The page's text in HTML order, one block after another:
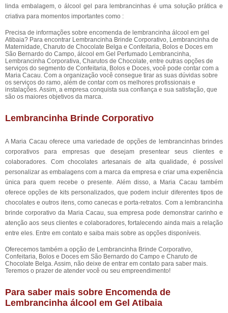
linda embalagem, o álcool gel para lembrancinhas é uma solução prática e
criativa para momentos importantes como :
Precisa de informações sobre encomenda de lembrancinha álcool em gel
Atibaia? Para encontrar Lembrancinha Brinde Corporativo, Lembrancinha de
Maternidade, Charuto de Chocolate Belga e Confeitaria, Bolos e Doces em
São Bernardo do Campo, álcool em Gel Perfumado Lembrancinha,
Lembrancinha Corporativa, Charutos de Chocolate, entre outras opções de
serviços do segmento de Confeitaria, Bolos e Doces, você pode contar com a
Maria Cacau. Com a organização você consegue tirar as suas dúvidas sobre
os serviços do ramo, além de contar com os melhores profissionais e
instalações. Assim, a empresa conquista sua confiança e sua satisfação, que
são os maiores objetivos da marca.
Lembrancinha Brinde Corporativo
A Maria Cacau oferece uma variedade de opções de lembrancinhas brindes
corporativos para empresas que desejam presentear seus clientes e
colaboradores. Com chocolates artesanais de alta qualidade, é possível
personalizar as embalagens com a marca da empresa e criar uma experiência
única para quem recebe o presente. Além disso, a Maria Cacau também
oferece opções de kits personalizados, que podem incluir diferentes tipos de
chocolates e outros itens, como canecas e porta-retratos. Com a lembrancinha
brinde corporativo da Maria Cacau, sua empresa pode demonstrar carinho e
atenção aos seus clientes e colaboradores, fortalecendo ainda mais a relação
entre eles. Entre em contato e saiba mais sobre as opções disponíveis.
Oferecemos também a opção de Lembrancinha Brinde Corporativo,
Confeitaria, Bolos e Doces em São Bernardo do Campo e Charuto de
Chocolate Belga. Assim, não deixe de entrar em contato para saber mais.
Teremos o prazer de atender você ou seu empreendimento!
Para saber mais sobre Encomenda de
Lembrancinha álcool em Gel Atibaia